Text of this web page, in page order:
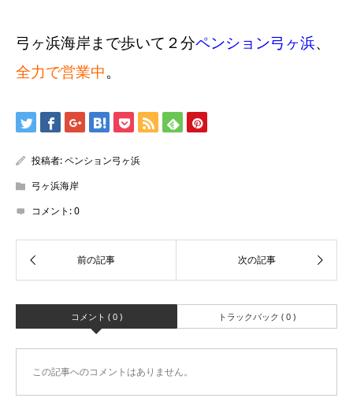
弓ヶ浜海岸まで歩いて２分ペンション弓ヶ浜、
全力で営業中。
投稿者:ペンション弓ヶ浜
弓ヶ浜海岸
コメント:0
コメント ( 0 ) トラックバック ( 0 )
この記事へのコメントはありません。